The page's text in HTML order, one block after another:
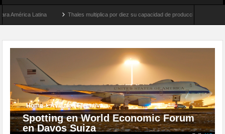
Latina Thales multiplica por diez su capacidad de producción de radares en
Home Aviación Ejecutiva
Spotting en World Economic Forum
en Davos Suiza